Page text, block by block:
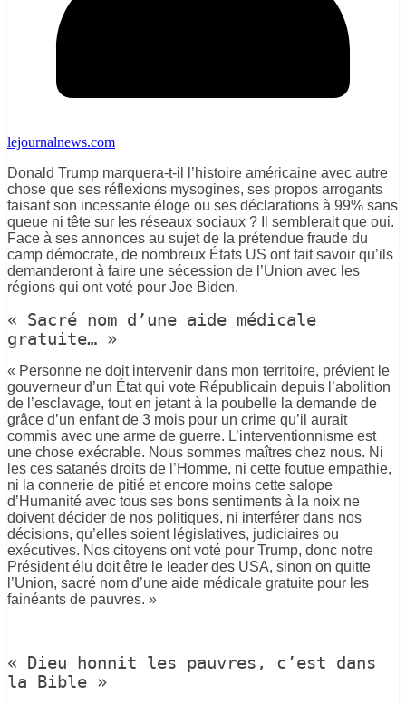
lejournalnews.com
Donald Trump marquera-t-il l’histoire américaine avec autre
chose que ses réflexions mysogines, ses propos arrogants
faisant son incessante éloge ou ses déclarations à 99% sans
queue ni tête sur les réseaux sociaux ? Il semblerait que oui.
Face à ses annonces au sujet de la prétendue fraude du
camp démocrate, de nombreux États US ont fait savoir qu’ils
demanderont à faire une sécession de l’Union avec les
régions qui ont voté pour Joe Biden.
« Sacré nom d’une aide médicale
gratuite… »
« Personne ne doit intervenir dans mon territoire, prévient le
gouverneur d’un État qui vote Républicain depuis l’abolition
de l’esclavage, tout en jetant à la poubelle la demande de
grâce d’un enfant de 3 mois pour un crime qu’il aurait
commis avec une arme de guerre. L’interventionnisme est
une chose exécrable. Nous sommes maîtres chez nous. Ni
les ces satanés droits de l’Homme, ni cette foutue empathie,
ni la connerie de pitié et encore moins cette salope
d’Humanité avec tous ses bons sentiments à la noix ne
doivent décider de nos politiques, ni interférer dans nos
décisions, qu’elles soient législatives, judiciaires ou
exécutives. Nos citoyens ont voté pour Trump, donc notre
Président élu doit être le leader des USA, sinon on quitte
l’Union, sacré nom d’une aide médicale gratuite pour les
fainéants de pauvres. »
« Dieu honnit les pauvres, c’est dans
la Bible »